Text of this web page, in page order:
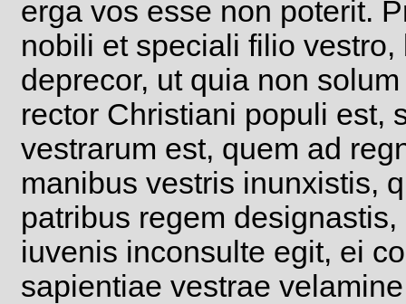
erga vos esse non poterit.
nobili et speciali filio
deprecor, ut quia non
rector Christiani populi est,
vestrarum est, quem ad
manibus vestris inunxistis,
patribus regem
iuvenis inconsulte egit, ei
sapientiae vestrae